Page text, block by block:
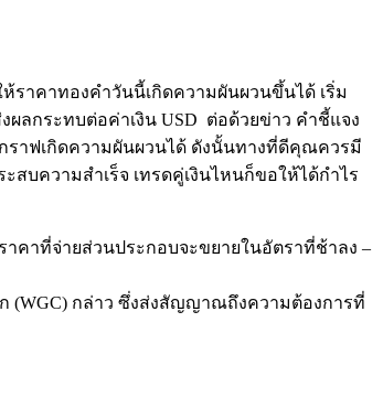
ราคาทองคำวันนี้เกิดความผันผวนขึ้นได้ เริ่ม
ผลกระทบต่อค่าเงิน USD ต่อด้วยข่าว คำชี้แจง
ราฟเกิดความผันผวนได้ ดังนั้นทางที่ดีคุณควรมี
บความสำเร็จ เทรดคู่เงินไหนก็ขอให้ได้กำไร
คาที่จ่ายส่วนประกอบจะขยายในอัตราที่ช้าลง –
(WGC) กล่าว ซึ่งส่งสัญญาณถึงความต้องการที่